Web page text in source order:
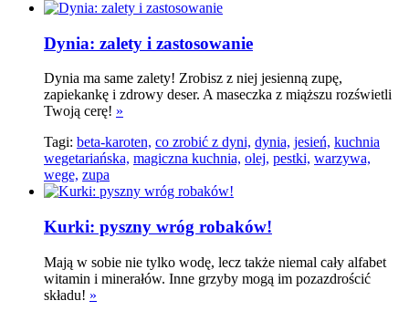
Dynia: zalety i zastosowanie
Dynia ma same zalety! Zrobisz z niej jesienną zupę,
zapiekankę i zdrowy deser. A maseczka z miąższu rozświetli
Twoją cerę! »
Tagi: beta-karoten, co zrobić z dyni, dynia, jesień, kuchnia
wegetariańska, magiczna kuchnia, olej, pestki, warzywa,
wege, zupa
Kurki: pyszny wróg robaków!
Mają w sobie nie tylko wodę, lecz także niemal cały alfabet
witamin i minerałów. Inne grzyby mogą im pozazdrościć
składu! »